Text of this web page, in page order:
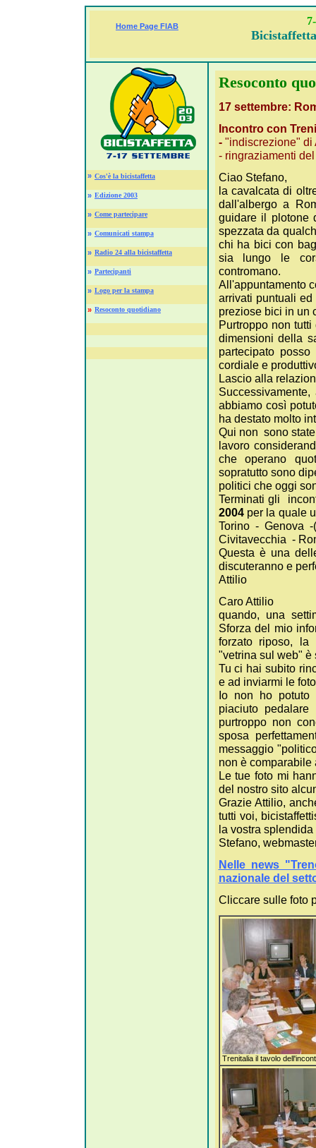
Home Page FIAB
» Cos'è la bicistaffetta
» Edizione 2003
» Come partecipare
» Comunicati stampa
» Radio 24 alla bicistaffetta
» Partecipanti
» Logo per la stampa
» Resoconto quotidiano
Resoconto
17 settembre:
Incontro con
- "indiscrezione" di
- ringraziamenti
Ciao Stefano,
la cavalcata di
dall'albergo a
guidare il plotone
spezzata da
chi ha bici con
sia lungo le
contromano.
All'appuntamento
arrivati puntuali
preziose bici in un
Purtroppo non
dimensioni della
partecipato
cordiale e
Lascio alla
abbiamo così
ha destato molto
Qui non sono
lavoro
che operano
sopratutto sono
politici che oggi
Terminati gli
2004per la quale
Torino - Genova
Civitavecchia -
Questa è una
discuteranno e
Attilio
Caro Attilio
quando, una
Sforza del mio
forzato riposo, la
"vetrina sul web" è
Tu ci hai subito
e ad inviarmi le
Io non ho potuto
piaciuto
purtroppo non
sposa
messaggio
non è
Le tue foto mi
del nostro sito
Grazie Attilio,
tutti voi,
la vostra splendida
Stefano,
Nelle news
nazionale del
Cliccare sulle foto
Trenitalia il tavolo